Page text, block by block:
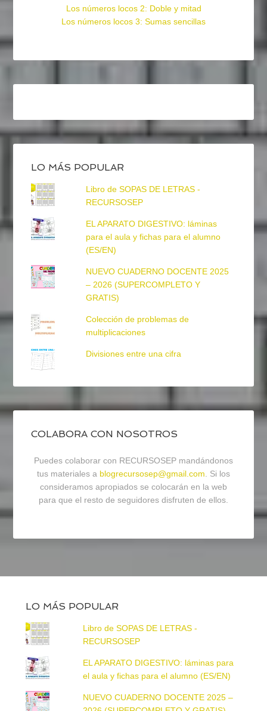
Los números locos 2: Doble y mitad
Los números locos 3: Sumas sencillas
LO MÁS POPULAR
Libro de SOPAS DE LETRAS -
RECURSOSEP
EL APARATO DIGESTIVO: láminas
para el aula y fichas para el alumno
(ES/EN)
NUEVO CUADERNO DOCENTE 2025
– 2026 (SUPERCOMPLETO Y
GRATIS)
Colección de problemas de
multiplicaciones
Divisiones entre una cifra
COLABORA CON NOSOTROS
Puedes colaborar con RECURSOSEP mandándonos
tus materiales a blogrecursosep@gmail.com. Si los
consideramos apropiados se colocarán en la web
para que el resto de seguidores disfruten de ellos.
LO MÁS POPULAR
Libro de SOPAS DE LETRAS -
RECURSOSEP
EL APARATO DIGESTIVO: láminas para
el aula y fichas para el alumno (ES/EN)
NUEVO CUADERNO DOCENTE 2025 –